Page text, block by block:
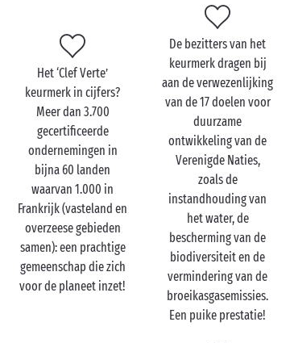
meer dan honderd criteria in verband met alle
aspecten van duurzaam toeristisch beheer.
Wie zit in de jury?
De jury is samengesteld uit
partnerorganisaties en instanties die dankzij hun
expertise inzake toerisme en milieu als
gezaghebbende actoren op het vlak van duurzaam
toerisme gelden. Onder meer ‘Atout France’, ‘CCI
France’, de ‘Direction générale des entreprises’ en de
FNHPA (Franse federatie van campinguitbaters)
zetelen in de jury.
Het ‘Clef Verte’
keurmerk in cijfers?
Meer dan 3.700
gecertificeerde
ondernemingen in
bijna 60 landen
waarvan 1.000 in
Frankrijk (vasteland en
overzeese gebieden
samen): een prachtige
gemeenschap die zich
voor de planeet inzet!
De bezitters van het
keurmerk dragen bij
aan de verwezenlijking
van de 17 doelen voor
duurzame
ontwikkeling van de
Verenigde Naties,
zoals de
instandhouding van
het water, de
bescherming van de
biodiversiteit en de
vermindering van de
broeikasgasemissies.
Een puike prestatie!